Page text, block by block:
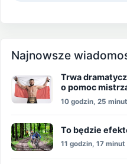
Najnowsze
Trwa
o pomoc
10 godzin, 25
To będzie
11 godzin, 17